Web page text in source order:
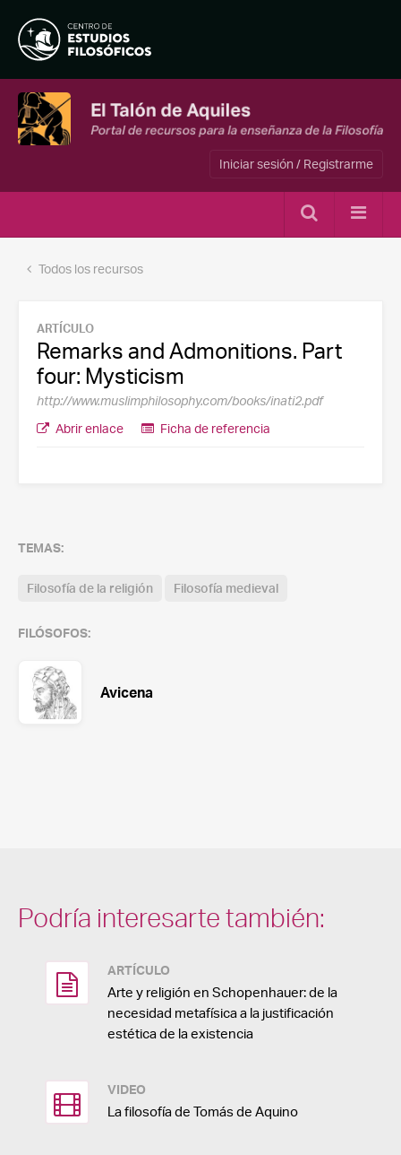
Iniciar sesión / Registrarme
Todos los recursos
ARTÍCULO
Remarks and Admonitions. Part
four: Mysticism
http://www.muslimphilosophy.com/books/inati2.pdf
Abrir enlace
Ficha de referencia
TEMAS:
Filosofía de la religión Filosofía medieval
FILÓSOFOS:
Avicena
Podría interesarte también:
ARTÍCULO
Arte y religión en Schopenhauer: de la
necesidad metafísica a la justificación
estética de la existencia
VIDEO
La filosofía de Tomás de Aquino